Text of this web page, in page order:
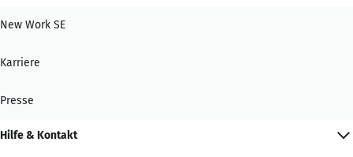
New Work SE
Karriere
Presse
Hilfe & Kontakt